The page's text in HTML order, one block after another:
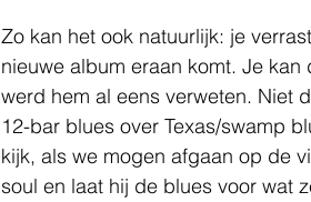
Zo kan het ook natuurlijk: je
nieuwe album eraan komt. Je
werd hem al eens verweten. Niet
12-bar blues over Texas/swamp
kijk, als we mogen afgaan op de
soul en laat hij de blues voor wat